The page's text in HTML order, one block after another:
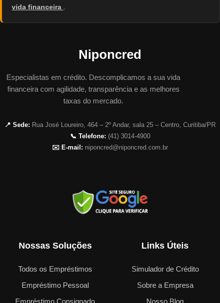
vida financeira .
Niponcred
Especialistas em crédito. Descomplicamos a sua vida
financeira com agilidade, transparência e as melhores
taxas do mercado.
📍 Sede: Rua José Loureiro, 464 – 2º Andar, sala 25 – Centro, Curitiba/PR
📞 Telefone: (41) 3014-4900
✉️ E-mail: niponcred@niponcred.com.br
Nossas Soluções
Todos os Empréstimos
Empréstimo Pessoal
Links Úteis
Simulador de Crédito
Sobre a Empresa